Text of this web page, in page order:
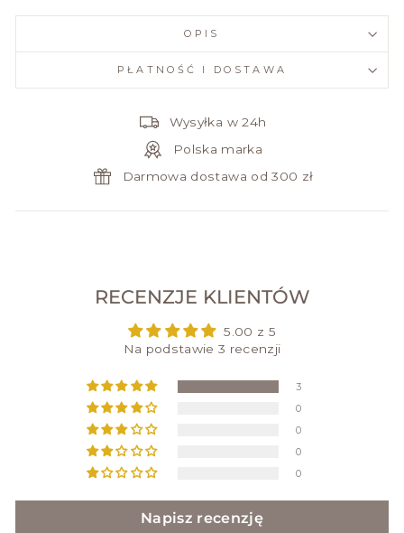
OPIS
PŁATNOŚĆ I DOSTAWA
Wysyłka w 24h
Polska marka
Darmowa dostawa od 300 zł
RECENZJE KLIENTÓW
5.00 z 5
Na podstawie 3 recenzji
3
0
0
0
0
Napisz recenzję